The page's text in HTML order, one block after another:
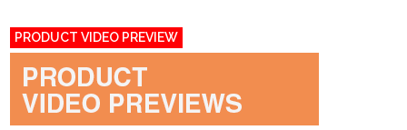
PRODUCT VIDEO PREVIEW